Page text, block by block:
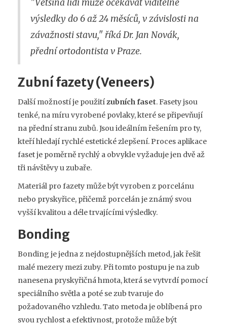
"Většina lidí může očekávat viditelné
výsledky do 6 až 24 měsíců, v závislosti na
závažnosti stavu," říká Dr. Jan Novák,
přední ortodontista v Praze.
Zubní fazety (Veneers)
Další možností je použitízubních faset. Fasety jsou
tenké, na míru vyrobené povlaky, které se připevňují
na přední stranu zubů. Jsou ideálním řešením pro ty,
kteří hledají rychlé estetické zlepšení. Proces aplikace
faset je poměrně rychlý a obvykle vyžaduje jen dvě až
tři návštěvy u zubaře.
Materiál pro fazety může být vyroben z porcelánu
nebo pryskyřice, přičemž porcelán je známý svou
vyšší kvalitou a déle trvajícími výsledky.
Bonding
Bonding je jedna z nejdostupnějších metod, jak řešit
malé mezery mezi zuby. Při tomto postupu je na zub
nanesena pryskyřičná hmota, která se vytvrdí pomocí
speciálního světla a poté se zub tvaruje do
požadovaného vzhledu. Tato metoda je oblíbená pro
svou rychlost a efektivnost, protože může být